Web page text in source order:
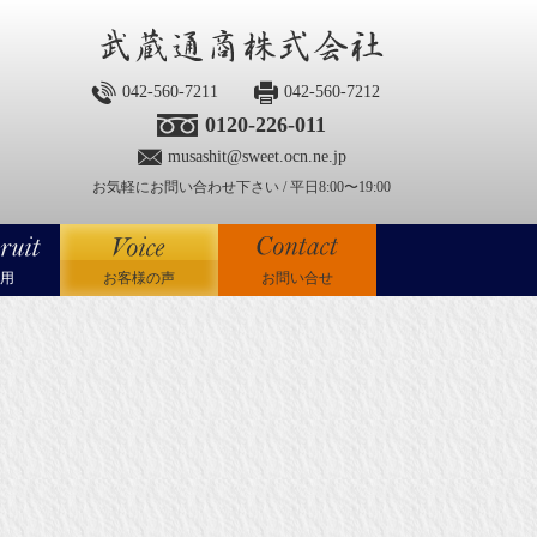
042-560-7211 042-560-7212
0120-226-011
musashit@sweet.ocn.ne.jp
お気軽にお問い合わせ下さい / 平日8:00〜19:00
お客様の声 お問い合せ